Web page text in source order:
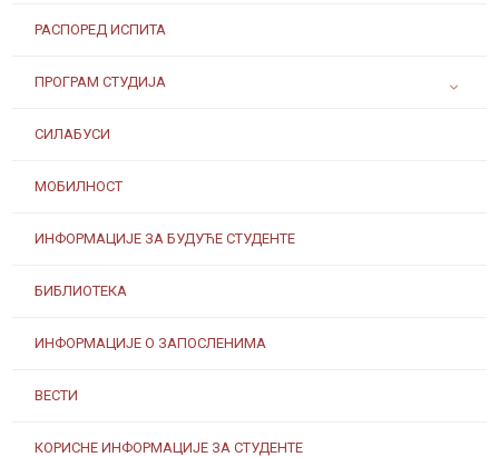
РАСПОРЕД ИСПИТА
ПРОГРАМ СТУДИЈА
СИЛАБУСИ
МОБИЛНОСТ
ИНФОРМАЦИЈЕ ЗА БУДУЋЕ СТУДЕНТЕ
БИБЛИОТЕКА
ИНФОРМАЦИЈЕ О ЗАПОСЛЕНИМА
ВЕСТИ
КОРИСНЕ ИНФОРМАЦИЈЕ ЗА СТУДЕНТЕ